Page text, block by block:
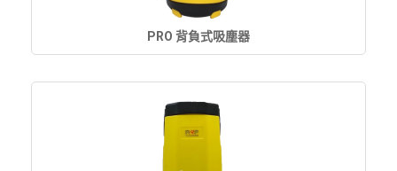
PRO 背負式吸塵器